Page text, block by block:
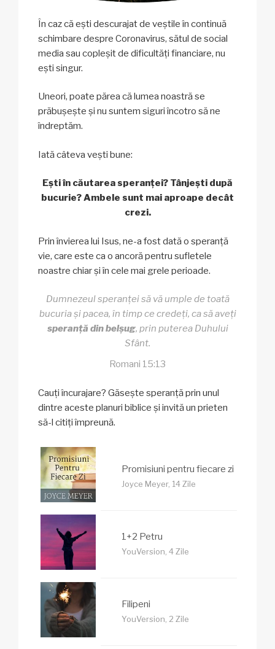
În caz că ești descurajat de veștile în continuă
schimbare despre Coronavirus, sătul de social
media sau copleșit de dificultăți financiare, nu
ești singur.
Uneori, poate părea că lumea noastră se
prăbușește și nu suntem siguri încotro să ne
îndreptăm.
Iată câteva vești bune:
Ești în căutarea speranței? Tânjești după
bucurie?Ambele sunt mai aproape decât
crezi.
Prin învierea lui Isus, ne-a fost dată o speranță
vie, care este ca o ancoră pentru sufletele
noastre chiar și în cele mai grele perioade.
Dumnezeul speranței să vă umple de toată
bucuria și pacea, în timp ce credeți, ca să aveți
speranță din belșug, prin puterea Duhului
Sfânt.
Romani 15:13
Cauți încurajare? Găsește speranță prin unul
dintre aceste planuri biblice și invită un prieten
să-l citiți împreună.
Promisiuni pentru fiecare zi
Joyce Meyer, 14 Zile
1+2 Petru
YouVersion, 4 Zile
Filipeni
YouVersion, 2 Zile